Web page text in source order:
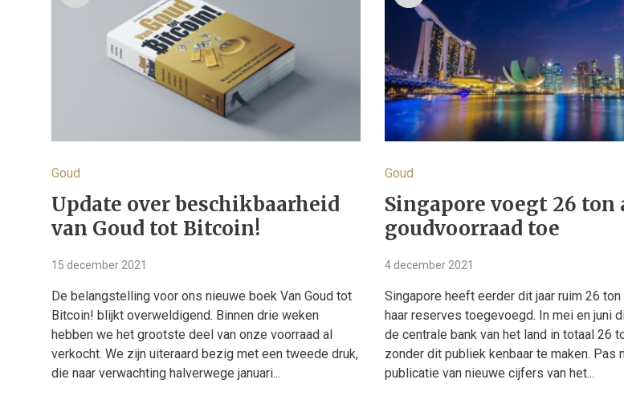
Goud
Update over beschikbaarheid
van Goud tot Bitcoin!
15 december 2021
De belangstelling voor ons nieuwe boek Van Goud tot
Bitcoin! blijkt overweldigend. Binnen drie weken
hebben we het grootste deel van onze voorraad al
verkocht. We zijn uiteraard bezig met een tweede druk,
die naar verwachting halverwege januari...
Goud
Singapore voegt 26 ton
goudvoorraad toe
4 december 2021
Singapore heeft eerder dit jaar ruim 26 ton
haar reserves toegevoegd. In mei en juni
de centrale bank van het land in totaal 26
zonder dit publiek kenbaar te maken. Pas
publicatie van nieuwe cijfers van het...